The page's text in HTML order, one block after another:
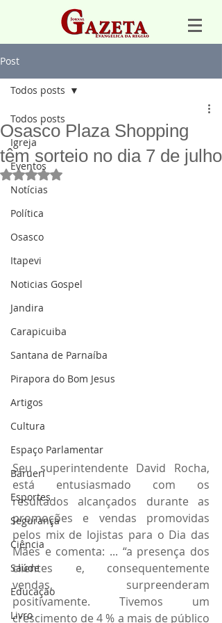
Post
Todos posts
Igreja
Eventos
Notícias
Política
Osasco
Itapevi
Noticias Gospel
Jandira
Carapicuiba
Santana de Parnaíba
Pirapora do Bom Jesus
Artigos
Cultura
Espaço Parlamentar
Barueri
Esportes
Segurança
Ciência
Saúde
Educação
Livro
Todos posts
Osasco Plaza Shopping
têm sorteio no dia 7 de julho
Avaliado com NaN de 5 estrelas.
Seu superintendente David Rocha,
está entusiasmado com os
resultados alcançados durante as
promoções e vendas promovidas
pelos mix de lojistas para o Dia das
Mães e comenta: ... “a presença dos
clientes e, consequentemente
vendas, surpreenderam
positivamente. Tivemos um
crescimento de 4 % a mais de público